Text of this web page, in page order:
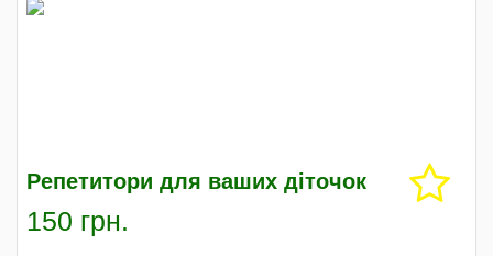
Репетитори для ваших діточок
150 грн.